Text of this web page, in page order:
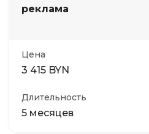
реклама
Цена
3 415 BYN
Длительность
5 месяцев